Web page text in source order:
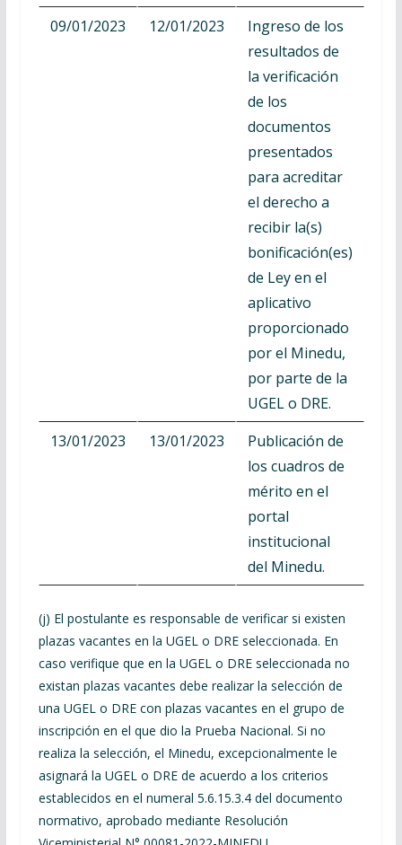
09/01/2023
12/01/2023
Ingreso de los
resultados de
la verificación
de los
documentos
presentados
para acreditar
el derecho a
recibir la(s)
bonificación(es)
de Ley en el
aplicativo
proporcionado
por el Minedu,
por parte de la
UGEL o DRE.
13/01/2023
13/01/2023
Publicación de
los cuadros de
mérito en el
portal
institucional
del Minedu.
(j) El postulante es responsable de verificar si existen
plazas vacantes en la UGEL o DRE seleccionada. En
caso verifique que en la UGEL o DRE seleccionada no
existan plazas vacantes debe realizar la selección de
una UGEL o DRE con plazas vacantes en el grupo de
inscripción en el que dio la Prueba Nacional. Si no
realiza la selección, el Minedu, excepcionalmente le
asignará la UGEL o DRE de acuerdo a los criterios
establecidos en el numeral 5.6.15.3.4 del documento
normativo, aprobado mediante Resolución